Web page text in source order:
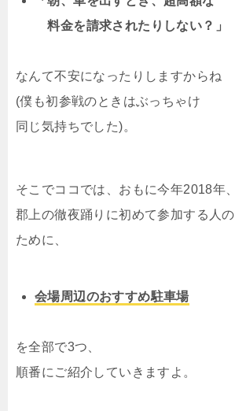
料金を請求されたりしない？」
なんて不安になったりしますからね
(僕も初参戦のときはぶっちゃけ
同じ気持ちでした)。
そこでココでは、おもに今年2018年、
郡上の徹夜踊りに初めて参加する人の
ために、
会場周辺のおすすめ駐車場
を全部で3つ、
順番にご紹介していきますよ。